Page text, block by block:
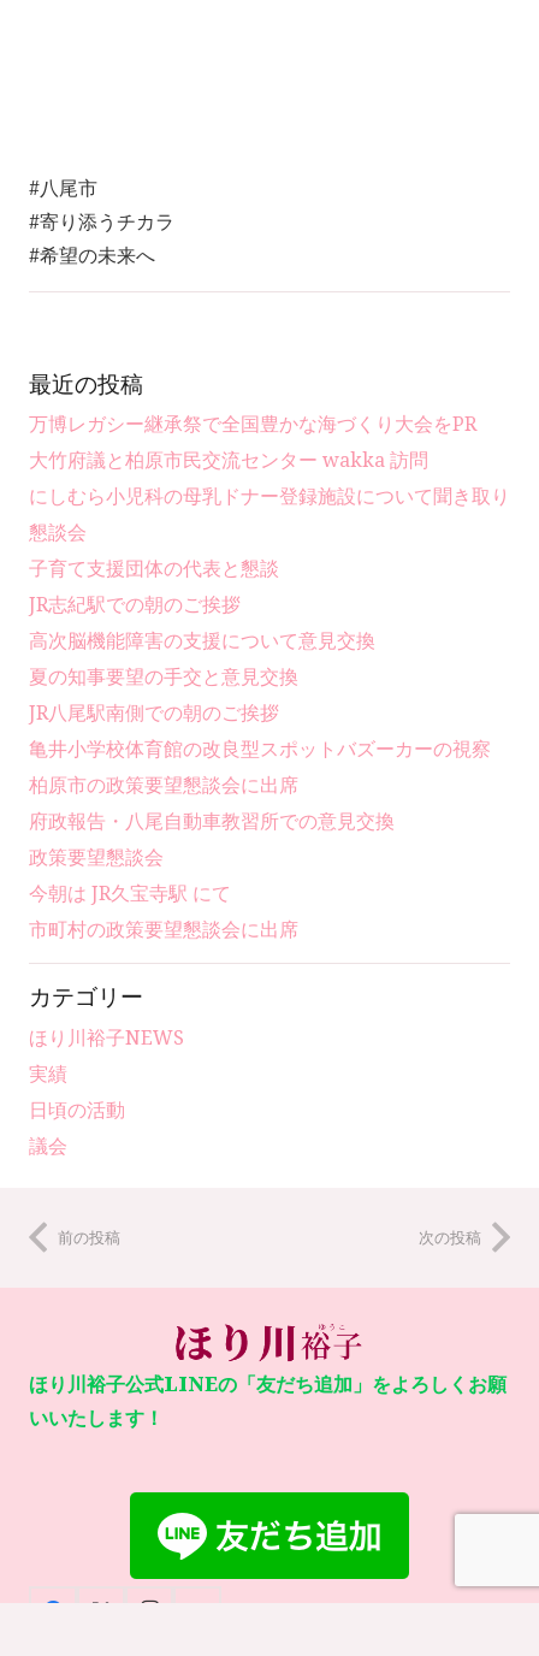
#八尾市
#寄り添うチカラ
#希望の未来へ
最近の投稿
万博レガシー継承祭で全国豊かな海づくり大会をPR
大竹府議と柏原市民交流センター wakka 訪問
にしむら小児科の母乳ドナー登録施設について聞き取り
懇談会
子育て支援団体の代表と懇談
JR志紀駅での朝のご挨拶
高次脳機能障害の支援について意見交換
夏の知事要望の手交と意見交換
JR八尾駅南側での朝のご挨拶
亀井小学校体育館の改良型スポットバズーカーの視察
柏原市の政策要望懇談会に出席
府政報告・八尾自動車教習所での意見交換
政策要望懇談会
今朝は JR久宝寺駅 にて
市町村の政策要望懇談会に出席
カテゴリー
ほり川裕子NEWS
実績
日頃の活動
議会
前の投稿 次の投稿
ほり川裕子公式LINEの「友だち追加」をよろしくお願
いいたします！